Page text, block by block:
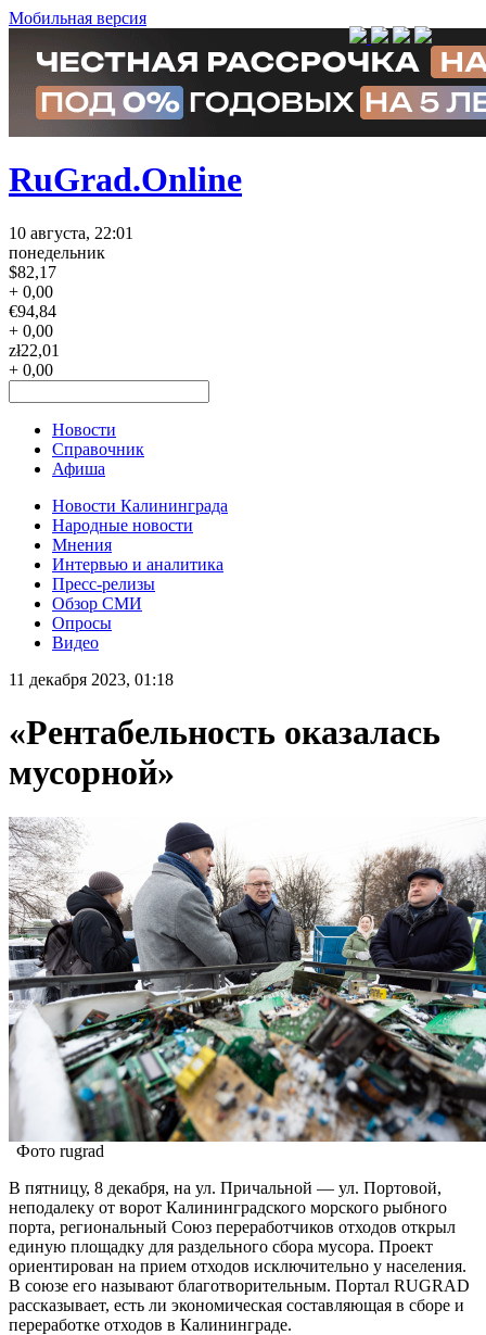
Мобильная версия
RuGrad.Online
10 августа, 22:01
понедельник
$82,17
+ 0,00
€94,84
+ 0,00
zł22,01
+ 0,00
Новости
Справочник
Афиша
Новости Калининграда
Народные новости
Мнения
Интервью и аналитика
Пресс-релизы
Обзор СМИ
Опросы
Видео
11 декабря 2023, 01:18
«Рентабельность оказалась
мусорной»
Фото rugrad
В пятницу, 8 декабря, на ул. Причальной — ул. Портовой,
неподалеку от ворот Калининградского морского рыбного
порта, региональный Союз переработчиков отходов открыл
единую площадку для раздельного сбора мусора. Проект
ориентирован на прием отходов исключительно у населения.
В союзе его называют благотворительным. Портал RUGRAD
рассказывает, есть ли экономическая составляющая в сборе и
переработке отходов в Калининграде.